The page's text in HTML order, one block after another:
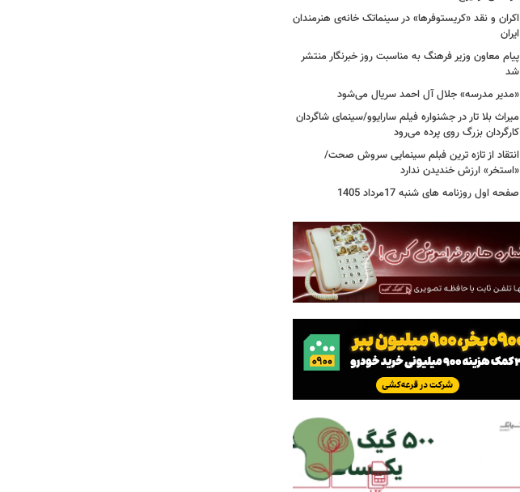
اکران و نقد «کریستوفرها» در سینماتک خانه‌ی هنرمندان
ایران
پیام معاون وزیر فرهنگ به مناسبت روز خبرنگار منتشر
شد
«مدیر مدرسه» جلال آل احمد سریال می‌شود
میراث بلا تار در جشنواره فیلم سارایوو/سینمای شاگردان
کارگردان بزرگ روی پرده می‌رود
انتقاد از تازه ترین فبلم سینمایی سروش صحت/
«استخر» ارزش خندیدن ندارد
صفحه اول روزنامه های شنبه 17مرداد 1405